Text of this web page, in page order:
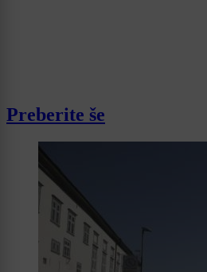
Preberite še